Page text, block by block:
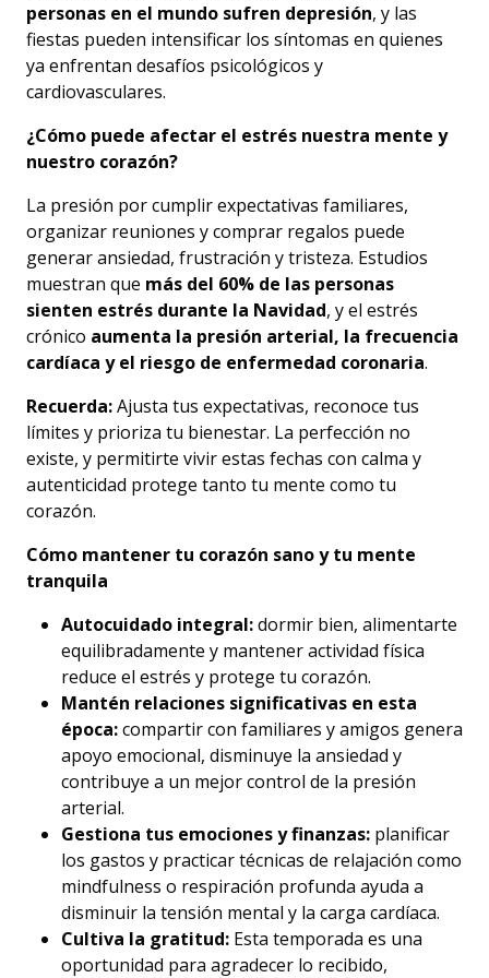
personas en el mundo sufren depresión, y las
fiestas pueden intensificar los síntomas en quienes
ya enfrentan desafíos psicológicos y
cardiovasculares.
¿Cómo puede afectar el estrés nuestra mente y
nuestro corazón?
La presión por cumplir expectativas familiares,
organizar reuniones y comprar regalos puede
generar ansiedad, frustración y tristeza. Estudios
muestran que más del 60% de las personas
sienten estrés durante la Navidad, y el estrés
crónico aumenta la presión arterial, la frecuencia
cardíaca y el riesgo de enfermedad coronaria.
Recuerda:Ajusta tus expectativas, reconoce tus
límites y prioriza tu bienestar. La perfección no
existe, y permitirte vivir estas fechas con calma y
autenticidad protege tanto tu mente como tu
corazón.
Cómo mantener tu corazón sano y tu mente
tranquila
Autocuidado integral:dormir bien, alimentarte
equilibradamente y mantener actividad física
reduce el estrés y protege tu corazón.
Mantén relaciones significativas en esta
época:compartir con familiares y amigos genera
apoyo emocional, disminuye la ansiedad y
contribuye a un mejor control de la presión
arterial.
Gestiona tus emociones y finanzas: planificar
los gastos y practicar técnicas de relajación como
mindfulness o respiración profunda ayuda a
disminuir la tensión mental y la carga cardíaca.
Cultiva la gratitud: Esta temporada es una
oportunidad para agradecer lo recibido,